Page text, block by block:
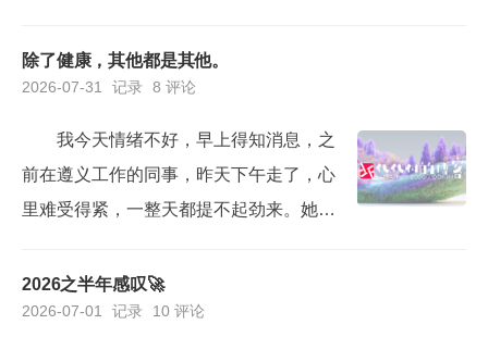
全被微信取代，QQ里面荒草丛生。曾经自
己的微信还属于自留地，但随着工作阅历
除了健康，其他都是其他。
2026-07-31 记录 8 评论
我今天情绪不好，早上得知消息，之
前在遵义工作的同事，昨天下午走了，心
里难受得紧，一整天都提不起劲来。她是
专业能力很强，为人也很和善，和同事之
间的相处也很好。21年，我到贵阳工作
2026之半年感叹🚀
2026-07-01 记录 10 评论